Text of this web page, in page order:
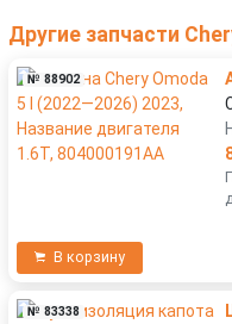
Другие запчасти
№ 88902
В корзину
№ 83338